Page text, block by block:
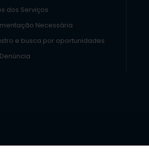
dos Serviços
Necessária
e busca por oportunidades